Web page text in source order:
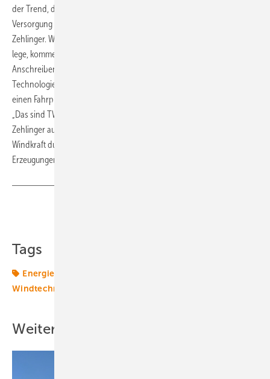
der Trend, dass große Unternehmen ein enormes Interesse an einer
Versorgung mit Windstrom und Solarstrom entwickelt hätten, erklärte
Zehlinger. Wenn die Politik dieser Nachfrage keine Steine in den Weg
lege, komme diese nun nach Deutschland. Dies belegten jüngste
Anschreiben der Autobauer VW und Mercedes sowie des
Technologieunternehmens Bosch an Zulieferer mit der Aufforderung,
einen Fahrplan bis hin zu einer klimaneutralen Produktion vorzulegen.
„Das sind TWh die in den 20er Jahren hier ankommen“, verwies
Zehlinger auf künftig hierzulande bevorstehende Investitionen in
Windkraft durch die Industrie. Der europaweite Trend zu Power-to-X-
Erzeugungen werde diese Nachfrage verstärken.
Tags
Energiepolitik
Windtechnik
Weitere Inhalte